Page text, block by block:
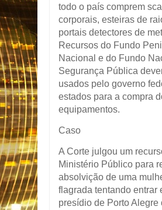
todo o país comprem
corporais, esteiras de
portais detectores de
Recursos do Fundo
Nacional e do Fundo
Segurança Pública
usados pelo governo
estados para a compra
equipamentos.
Caso
A Corte julgou um
Ministério Público para
absolvição de uma
flagrada tentando entrar
presídio de Porto Alegre